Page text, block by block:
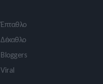
Έπταθλο
Δέκαθλο
Bloggers
Viral